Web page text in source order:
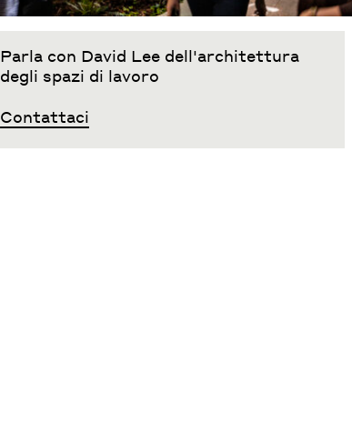
Parla con David Lee dell'architettura
degli spazi di lavoro
Contattaci